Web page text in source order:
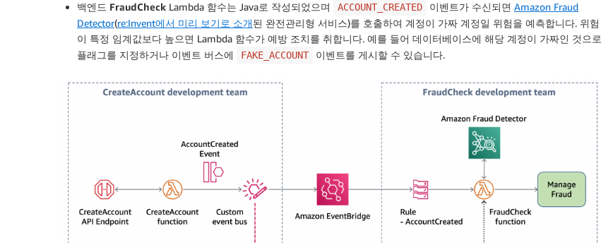
백엔드 FraudCheck Lambda 함수는 Java로 작성되었으며 ACCOUNT_CREATED 이벤트가 수신되면 Amazon Fraud
Detector(re:Invent에서 미리 보기로 소개된 완전관리형 서비스)를 호출하여 계정이 가짜 계정일 위험을 예측합니다. 위험
이 특정 임계값보다 높으면 Lambda 함수가 예방 조치를 취합니다. 예를 들어 데이터베이스에 해당 계정이 가짜인 것으로
플래그를 지정하거나 이벤트 버스에
FAKE_ACCOUNT 이벤트를 게시할 수 있습니다.